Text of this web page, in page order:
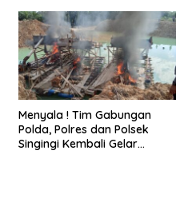
Menyala ! Tim Gabungan
Polda, Polres dan Polsek
Singingi Kembali Gelar